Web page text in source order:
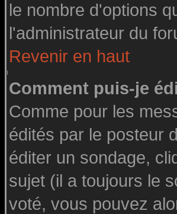
le nombre d'options
l'administrateur du
Revenir en haut
Comment puis-je
Comme pour les
édités par le posteur
éditer un sondage,
sujet (il a toujours le
voté, vous pouvez